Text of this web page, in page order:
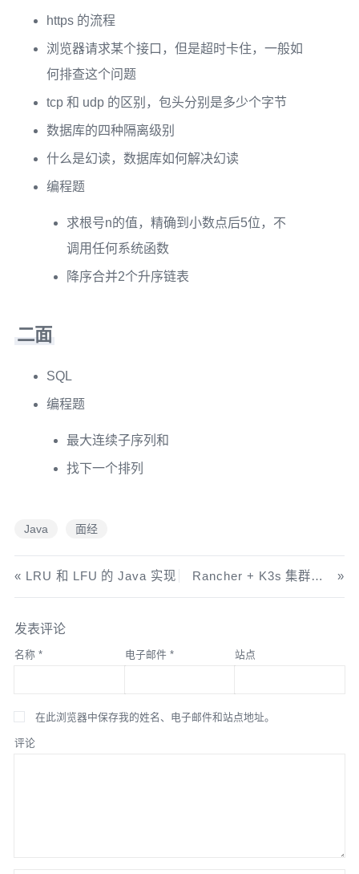
https 的流程
浏览器请求某个接口，但是超时卡住，一般如
何排查这个问题
tcp 和 udp 的区别，包头分别是多少个字节
数据库的四种隔离级别
什么是幻读，数据库如何解决幻读
编程题
求根号n的值，精确到小数点后5位，不
调用任何系统函数
降序合并2个升序链表
二面
SQL
编程题
最大连续子序列和
找下一个排列
Java 面经
LRU 和 LFU 的 Java 实现 Rancher + K3s 集群迁移指北
发表评论
名称 * 电子邮件 * 站点
在此浏览器中保存我的姓名、电子邮件和站点地址。
评论